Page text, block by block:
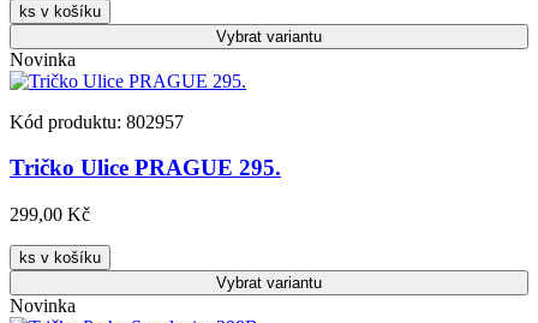
ks v košíku
Vybrat variantu
Novinka
Kód produktu: 802957
Tričko Ulice PRAGUE 295.
299,00 Kč
ks v košíku
Vybrat variantu
Novinka